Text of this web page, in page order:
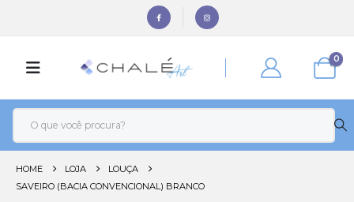
0
HOME LOJA
LOUÇA
SAVEIRO (BACIA CONVENCIONAL) BRANCO